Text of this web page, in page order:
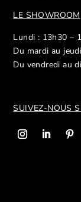
LE SHOWROOM
Lundi : 13h30 –
Du mardi au
Du vendredi au
SUIVEZ-NOUS